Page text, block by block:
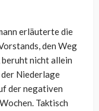
erläuterte die
den Weg
nicht allein
Niederlage
der negativen
Taktisch